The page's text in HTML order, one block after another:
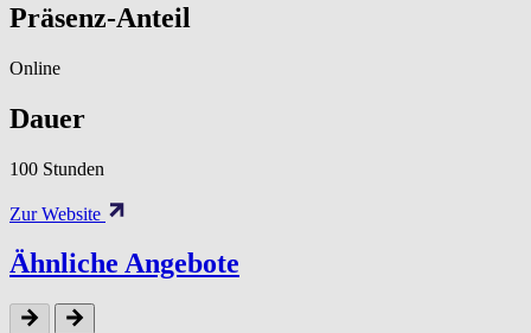
Präsenz-Anteil
Online
Dauer
100 Stunden
Zur Website
Ähnliche Angebote